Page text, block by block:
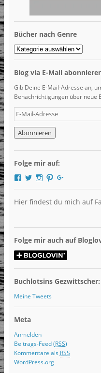
Bücher nach Genre
Bücher
nach
Blog via E-Mail
Gib Deine E-Mail-Adresse an,
Benachrichtigungen über neue
E-
Mail-
Adresse
Folge mir auf:
Profil
auf
Profil
auf
Profil
auf
Profil
auf Holly
Hier findest du mich auf
Folge mir auch auf
Buchlotsins Gezwittscher:
Meine Tweets
Meta
Anmelden
Beitrags-Feed (RSS)
Kommentare als RSS
WordPress.org